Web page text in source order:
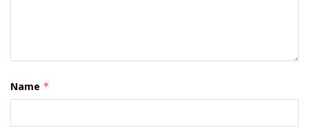
Name *